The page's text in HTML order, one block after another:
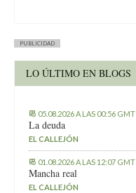
PUBLICIDAD
LO ÚLTIMO EN BLOGS
05.08.2026 A LAS 00:56 GMT
La deuda
EL CALLEJÓN
01.08.2026 A LAS 12:07 GMT
Mancha real
EL CALLEJÓN